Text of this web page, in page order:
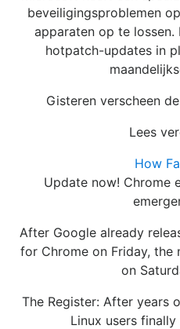
beveiligingsproblemen
apparaten op te
hotpatch-updates in
Gisteren verscheen
Lees
How
Update now! Chrome
After Google already
for Chrome on Friday,
on
The Register: After years
Linux users